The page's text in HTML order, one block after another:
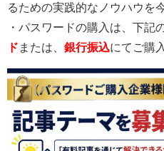
るための実践的なノウハウを
・パスワードの購入は、下記
ド または、 銀行振込にてご購